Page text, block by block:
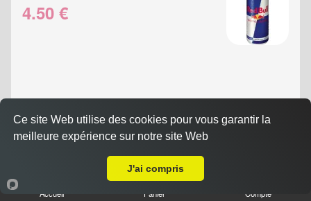
4.50 €
3.50 €
Accueil Panier Compte
Ce site Web utilise des cookies pour vous garantir la
meilleure expérience sur notre site Web
J'ai compris